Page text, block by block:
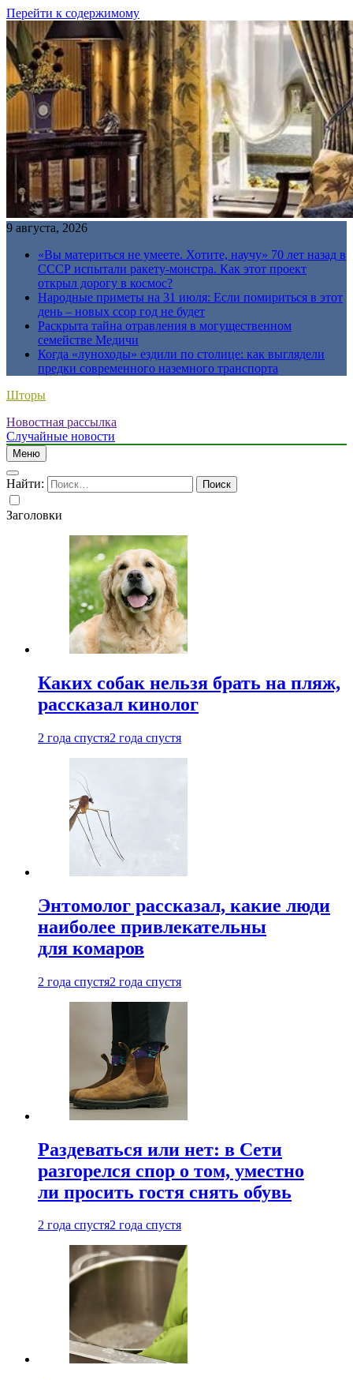
Перейти к содержимому
9 августа, 2026
«Вы материться не умеете. Хотите, научу» 70 лет назад в
СССР испытали ракету-монстра. Как этот проект
открыл дорогу в космос?
Народные приметы на 31 июля: Если помириться в этот
день – новых ссор год не будет
Раскрыта тайна отравления в могущественном
семействе Медичи
Когда «луноходы» ездили по столице: как выглядели
предки современного наземного транспорта
Шторы
Новостная рассылка
Случайные новости
Меню
Найти:
Заголовки
Каких собак нельзя брать на пляж,
рассказал кинолог
2 года спустя2 года спустя
Энтомолог рассказал, какие люди
наиболее привлекательны
для комаров
2 года спустя2 года спустя
Раздеваться или нет: в Сети
разгорелся спор о том, уместно
ли просить гостя снять обувь
2 года спустя2 года спустя